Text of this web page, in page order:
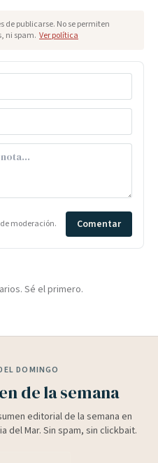
de publicarse. No se permiten
ni spam. Ver política
moderación. Comentar
Sé el primero.
DOMINGO
de la semana
editorial de la semana en
del Mar. Sin spam, sin clickbait.